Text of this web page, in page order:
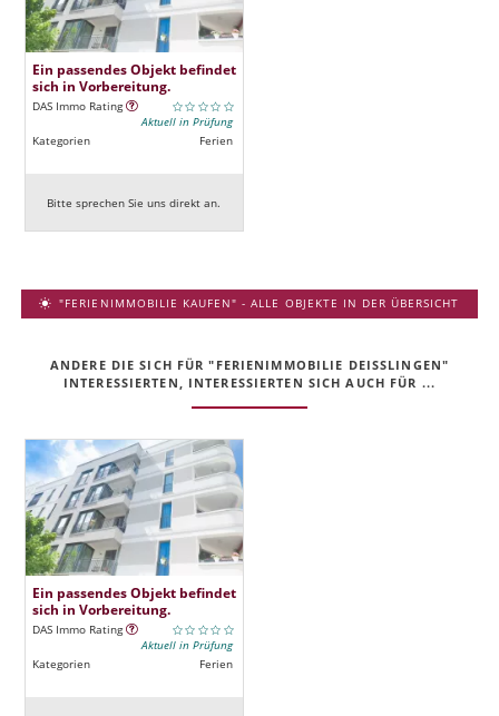
Ein passendes Objekt befindet
sich in Vorbereitung.
DAS Immo Rating
Aktuell in Prüfung
Kategorien
Ferien
Bitte sprechen Sie uns direkt an.
"FERIENIMMOBILIE KAUFEN" - ALLE OBJEKTE IN DER ÜBERSICHT
ANDERE DIE SICH FÜR "FERIENIMMOBILIE DEISSLINGEN" I
NTERESSIERTEN, INTERESSIERTEN SICH AUCH FÜR ...
Ein passendes Objekt befindet
sich in Vorbereitung.
DAS Immo Rating
Aktuell in Prüfung
Kategorien
Ferien